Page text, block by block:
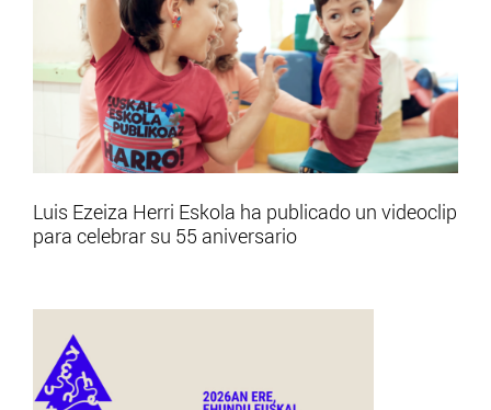
Luis Ezeiza Herri Eskola ha publicado un videoclip
para celebrar su 55 aniversario